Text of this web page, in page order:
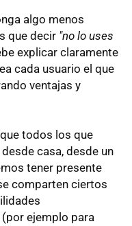
algo menos
que decir "no lo uses
explicar claramente
cada usuario el que
ventajas y
todos los que
desde casa, desde un
tener presente
comparten ciertos
ejemplo para